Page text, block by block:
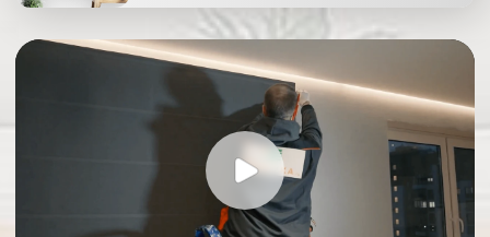
Заказать консультацию
нажимая на кнопку, Вы соглашаетесь
политики конфиденциальности